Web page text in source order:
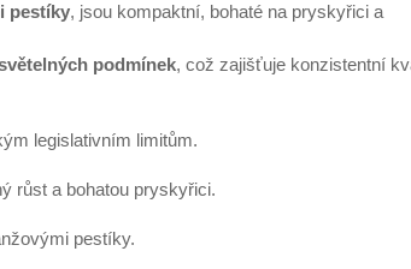
pestíky, jsou kompaktní, bohaté na pryskyřici a
podmínek, což zajišťuje konzistentní
legislativním limitům.
růst a bohatou pryskyřici.
pestíky.